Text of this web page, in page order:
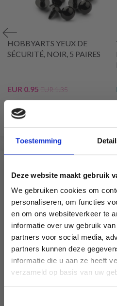
Toestemming
Deze website maakt gebruik
We gebruiken cookies om
personaliseren, om functies
en om ons websiteverkeer te
informatie over uw gebruik
partners voor social media,
partners kunnen deze
informatie die u aan ze heeft
verzameld op basis van uw
HOBBYARTS YEUX DE
SÉCURITÉ, NOIR, 5 PAIRES
EUR 0.95 EUR 1.35
Voir toutes les options
30% de réduction
Économisez
Soyez le premier à